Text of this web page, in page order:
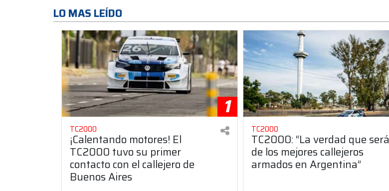
LO MAS LEÍDO
1
TC2000
¡Calentando motores! El
TC2000 tuvo su primer
contacto con el callejero de
Buenos Aires
TC2000
TC2000: “La verdad que será
de los mejores callejeros
armados en Argentina”